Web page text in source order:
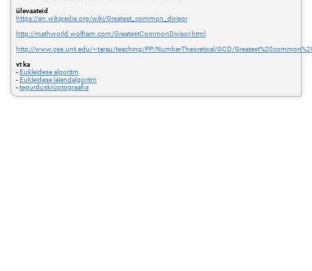
ülevaateid
https://en.wikipedia.org/wiki/Greatest_common_divisor
http://mathworld.wolfram.com/GreatestCommonDivisor.html
http://www.cse.unt.edu/~tarau/teaching/PP/NumberTheoretical/GCD/
vt ka
-Eukleidese algoritm
-Eukleidese laiendalgoritm
-tegurduskrüptograafia